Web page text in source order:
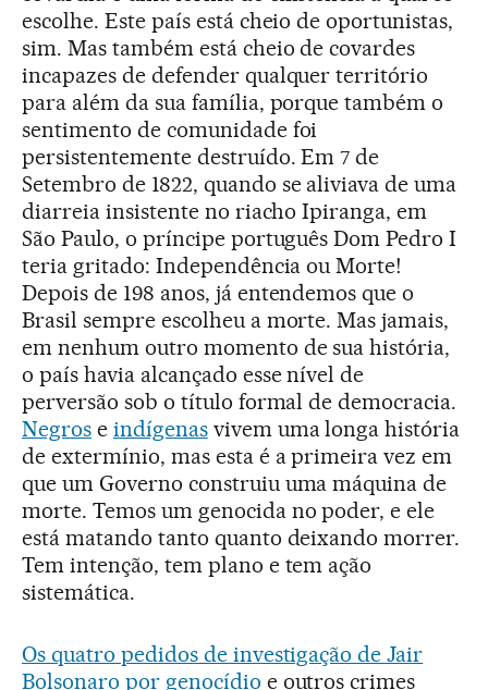
escolhe. Este país está cheio de oportunistas,
sim. Mas também está cheio de covardes
incapazes de defender qualquer território
para além da sua família, porque também o
sentimento de comunidade foi
persistentemente destruído. Em 7 de
Setembro de 1822, quando se aliviava de uma
diarreia insistente no riacho Ipiranga, em
São Paulo, o príncipe português Dom Pedro I
teria gritado: Independência ou Morte!
Depois de 198 anos, já entendemos que o
Brasil sempre escolheu a morte. Mas jamais,
em nenhum outro momento de sua história,
o país havia alcançado esse nível de
perversão sob o título formal de democracia.
Negrose indígenasvivem uma longa história
de extermínio, mas esta é a primeira vez em
que um Governo construiu uma máquina de
morte. Temos um genocida no poder, e ele
está matando tanto quanto deixando morrer.
Tem intenção, tem plano e tem ação
sistemática.
Os quatro pedidos de investigação de Jair
Bolsonaro por genocídio e outros crimes